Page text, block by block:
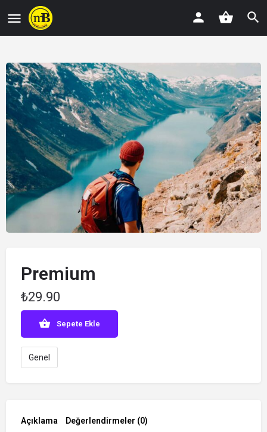
Premium
₺29.90
Sepete Ekle
Genel
Açıklama Değerlendirmeler (0)